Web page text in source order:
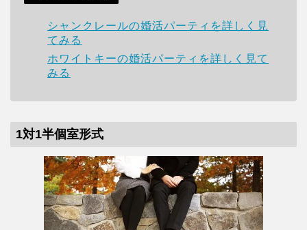
シャンクレールの婚活パーティを詳しく見
てみる
ホワイトキーの婚活パーティを詳しく見て
みる
1対1半個室形式